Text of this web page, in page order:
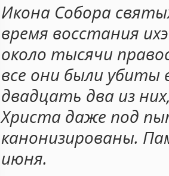
Икона Собора
время восстания
около тысячи
все они были
двадцать два из
Христа даже под
канонизированы.
июня.